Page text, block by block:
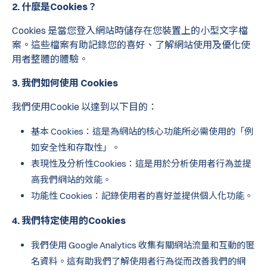
2. 什麼是Cookies？
Cookies 是當您登入網站時儲存在您裝置上的小型文字檔
案。這些檔案有助記錄您的喜好、了解網站使用及優化使
用者整體的體驗。
3. 我們如何使用 Cookies
我們使用Cookie 以達到以下目的：
基本 Cookies：這是為網站的核心功能所必需使用的「例
如安全性和存取性」。
表現性及分析性Cookies：這是用於分析使用者行為並提
高我們網站的效能。
功能性 Cookies：記錄使用者的喜好並提供個人化功能。
4. 我們特定使用的Cookies
我們使用 Google Analytics 收集有關網站流量和互動的匿
名資料。這有助我們了解使用者行為從而改善我們的網